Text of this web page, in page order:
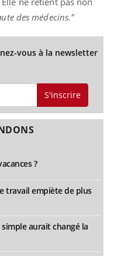
des médecins."
vous à la newsletter
S'inscrire
?
travail empiète de plus
aurait changé la